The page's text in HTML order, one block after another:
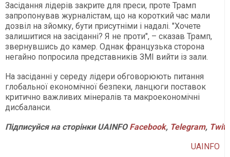
Засідання лідерів закрите для преси, проте Трамп
запропонував журналістам, що на короткий час мали
дозвіл на зйомку, бути присутніми і надалі. "Хочете
залишитися на засіданні? Я не проти", – сказав Трамп,
звернувшись до камер. Однак французька сторона
негайно попросила представників ЗМІ вийти із зали.
На засіданні у середу лідери обговорюють питання
глобальної економічної безпеки, ланцюги поставок
критично важливих мінералів та макроекономічні
дисбаланси.
ПідписуйсянасторінкиUAINFO Facebook, Telegram,
UAINFO